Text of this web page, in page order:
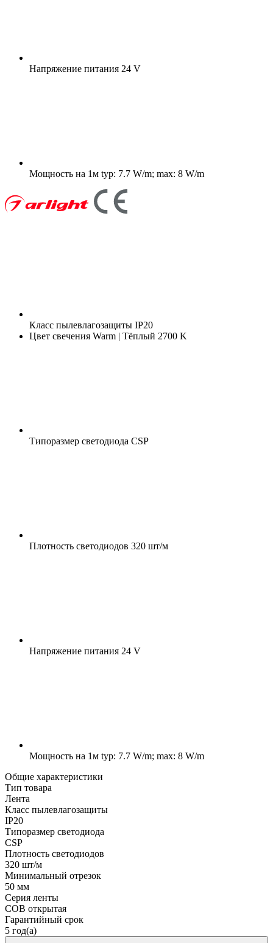
Напряжение питания 24 V
Мощность на 1м typ: 7.7 W/m; max: 8 W/m
Класс пылевлагозащиты IP20
Цвет свечения Warm | Тёплый 2700 K
Типоразмер светодиода CSP
Плотность светодиодов 320 шт/м
Напряжение питания 24 V
Мощность на 1м typ: 7.7 W/m; max: 8 W/m
Общие характеристики
Тип товара
Лента
Класс пылевлагозащиты
IP20
Типоразмер светодиода
CSP
Плотность светодиодов
320 шт/м
Минимальный отрезок
50 мм
Серия ленты
COB открытая
Гарантийный срок
5 год(а)